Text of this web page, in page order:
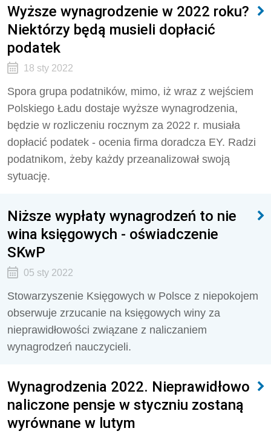
Wyższe wynagrodzenie w 2022 roku?
Niektórzy będą musieli dopłacić
podatek
18 sty 2022
Spora grupa podatników, mimo, iż wraz z wejściem
Polskiego Ładu dostaje wyższe wynagrodzenia,
będzie w rozliczeniu rocznym za 2022 r. musiała
dopłacić podatek - ocenia firma doradcza EY. Radzi
podatnikom, żeby każdy przeanalizował swoją
sytuację.
Niższe wypłaty wynagrodzeń to nie
wina księgowych - oświadczenie
SKwP
05 sty 2022
Stowarzyszenie Księgowych w Polsce z niepokojem
obserwuje zrzucanie na księgowych winy za
nieprawidłowości związane z naliczaniem
wynagrodzeń nauczycieli.
Wynagrodzenia 2022. Nieprawidłowo
naliczone pensje w styczniu zostaną
wyrównane w lutym